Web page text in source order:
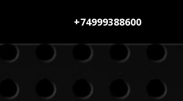
+74999388600